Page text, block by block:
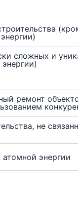
сложных и
ремонт
не
энергии